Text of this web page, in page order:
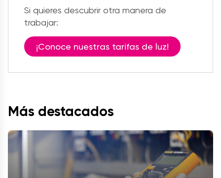
Si quieres descubrir otra manera de
trabajar:
¡Conoce nuestras tarifas de luz!
Más destacados